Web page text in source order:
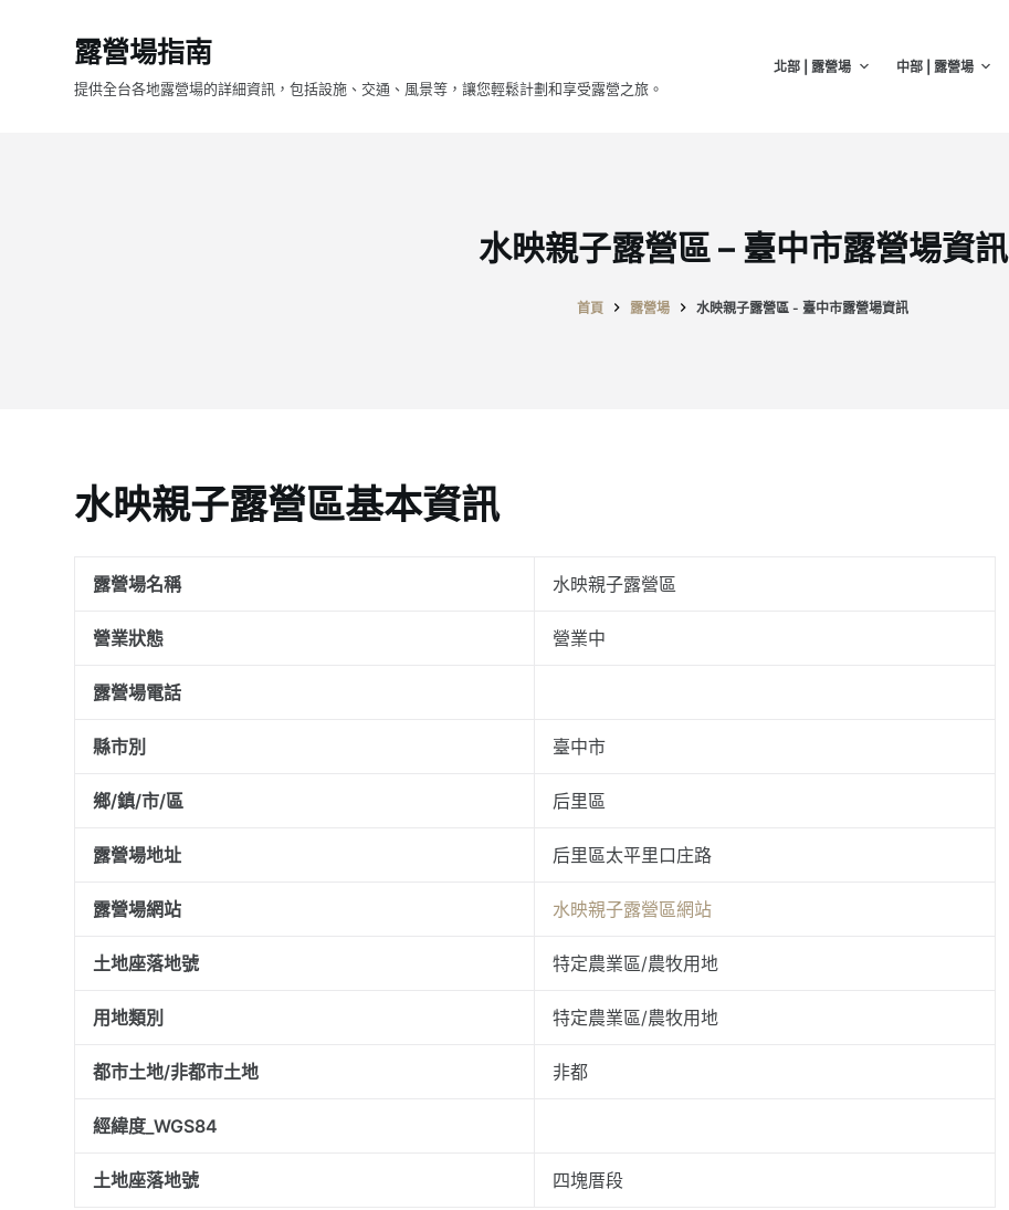
露營場指南
提供全台各地露營場的詳細資訊，包括設施、交通、風景等，讓您輕鬆計劃和享受露營之旅。
北部 | 露營場 中部 | 露營場
水映親子露營區 – 臺中市露營場資訊
首頁 露營場 水映親子露營區 - 臺中市露營場資訊
水映親子露營區基本資訊
露營場名稱 水映親子露營區
營業狀態 營業中
露營場電話
縣市別 臺中市
鄉/鎮/市/區 后里區
露營場地址 后里區太平里口庄路
露營場網站 水映親子露營區網站
土地座落地號 特定農業區/農牧用地
用地類別 特定農業區/農牧用地
都市土地/非都市土地 非都
經緯度_WGS84
土地座落地號 四塊厝段